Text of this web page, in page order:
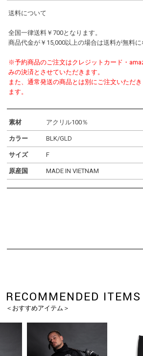
送料について
全国一律送料￥700となります。
商品代金が￥15,000以上の場合は送料が無料に
※予約商品のご注文はクレジットカード・
みの決済とさせていただきます。
また、通常発送の商品とは別にご注文いただ
ます。
素材 アクリル100％
カラー BLK/GLD
サイズ F
原産国 MADE IN VIETNAM
RECOMMENDED ITEMS
＜おすすめアイテム＞